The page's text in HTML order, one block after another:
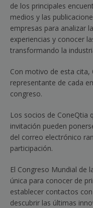
de los principales
medios y las
empresas para analizar
experiencias y conocer
transformando la
Con motivo de esta cita,
representante de cada
congreso.
Los socios de ConeQtia
invitación pueden
del correo electrónico
participación.
El Congreso Mundial de
única para conocer de
establecer contactos
descubrir las últimas